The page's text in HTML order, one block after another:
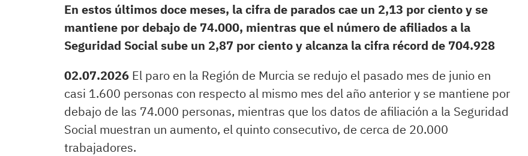
En estos últimos doce meses, la cifra de parados cae un 2,13 por ciento y se
mantiene por debajo de 74.000, mientras que el número de afiliados a la
Seguridad Social sube un 2,87 por ciento y alcanza la cifra récord de 704.928
02.07.2026 El paro en la Región de Murcia se redujo el pasado mes de junio en
casi 1.600 personas con respecto al mismo mes del año anterior y se mantiene por
debajo de las 74.000 personas, mientras que los datos de afiliación a la Seguridad
Social muestran un aumento, el quinto consecutivo, de cerca de 20.000
trabajadores.